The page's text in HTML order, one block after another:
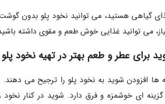
گیاهی هستید، می توانید نخود پلو بدون
می توانید غذایی خوش طعم و مقوی داشته
برای عطر و طعم بهتر در تهیه نخود
افزودن شوید به نخود پلو را ترجیح می دهند.
گزینه ای خوشمزه و فرق دارد. شوید در کنار